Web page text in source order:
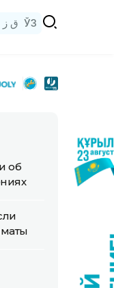
ق ز ЎЗ
об